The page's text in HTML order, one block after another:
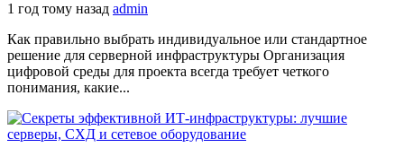
1 год тому назад admin
Как правильно выбрать индивидуальное или стандартное
решение для серверной инфраструктуры Организация
цифровой среды для проекта всегда требует четкого
понимания, какие...